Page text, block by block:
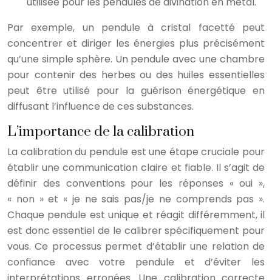
Par exemple, un pendule à cristal facetté peut
concentrer et diriger les énergies plus précisément
qu’une simple sphère. Un pendule avec une chambre
pour contenir des herbes ou des huiles essentielles
peut être utilisé pour la guérison énergétique en
diffusant l’influence de ces substances.
L’importance de la calibration
La calibration du pendule est une étape cruciale pour
établir une communication claire et fiable. Il s’agit de
définir des conventions pour les réponses « oui »,
« non » et « je ne sais pas/je ne comprends pas ».
Chaque pendule est unique et réagit différemment, il
est donc essentiel de le calibrer spécifiquement pour
vous. Ce processus permet d’établir une relation de
confiance avec votre pendule et d’éviter les